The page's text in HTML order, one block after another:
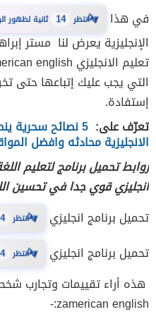
في هذا ⏳انتظر 14 ثانية لظهور
الإنجليزية يعرض لنا مستر
التي يجب عليك إتباعها حتى
إستفادة.
تعرّف على:
5 نصائح سحرية
الانجليزية محادثه وافضل
انجليزي قوي جدا في تحسين
تحميل برنامج انجليزي ⏳انتظر
تحميل برنامج انجليزي ⏳انتظر
هذه أراء تقييمات وتجارب
zamerican english:-